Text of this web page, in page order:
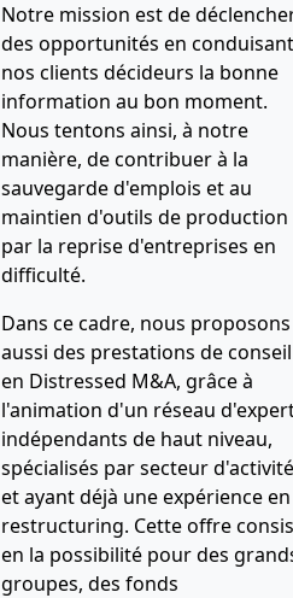
Notre mission est de
des opportunités en
nos clients décideurs la bonne
information au bon moment.
Nous tentons ainsi, à notre
manière, de contribuer à la
sauvegarde d'emplois et au
maintien d'outils de production
par la reprise d'entreprises en
difficulté.
Dans ce cadre, nous proposons
aussi des prestations de conseil
en Distressed M&A, grâce à
l'animation d'un réseau
indépendants de haut niveau,
spécialisés par secteur d'activité
et ayant déjà une expérience en
restructuring. Cette offre
en la possibilité pour des
groupes, des fonds